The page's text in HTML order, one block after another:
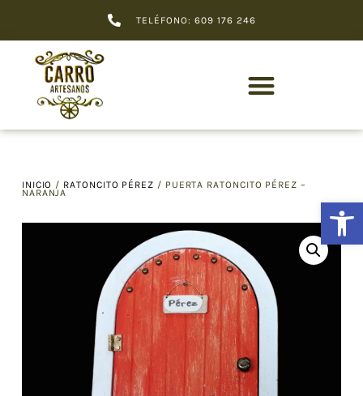
Abrir
TELÉFONO: 609 176 246
INICIO / RATONCITO PÉREZ / PUERTA RATONCITO PÉREZ –
NARANJA